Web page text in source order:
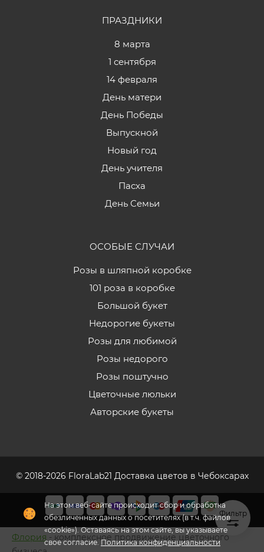
На этом веб-сайте происходит сбор и обработка
обезличенных данных о посетителях (в т.ч. файлов
«cookie»). Оставаясь на этом сайте, вы указываете
свое согласие.Политика конфиденциальности
ПРАЗДНИКИ
8 марта
1 сентября
14 февраля
День матери
День Победы
Выпускной
Новый год
День учителя
Пасха
День Семьи
ОСОБЫЕ СЛУЧАИ
Розы в шляпной коробке
101 роза в коробке
Большой букет
Недорогие букеты
Розы для любимой
Розы недорого
Розы поштучно
Цветочные люльки
Авторские букеты
© 2018-2026 FloraLab21 Доставка цветов в Чебоксарах
Флория - комплексное продвижение цветочного
Фильтр